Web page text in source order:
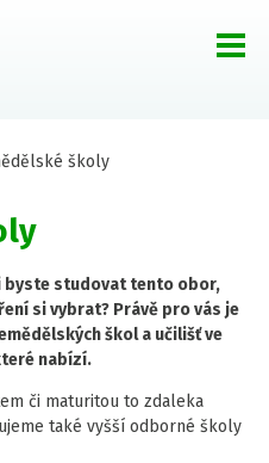
školy
byste studovat tento obor,
si vybrat? Právě pro vás je
škol a učilišť ve
nabízí.
či maturitou to zdaleka
také vyšší odborné školy